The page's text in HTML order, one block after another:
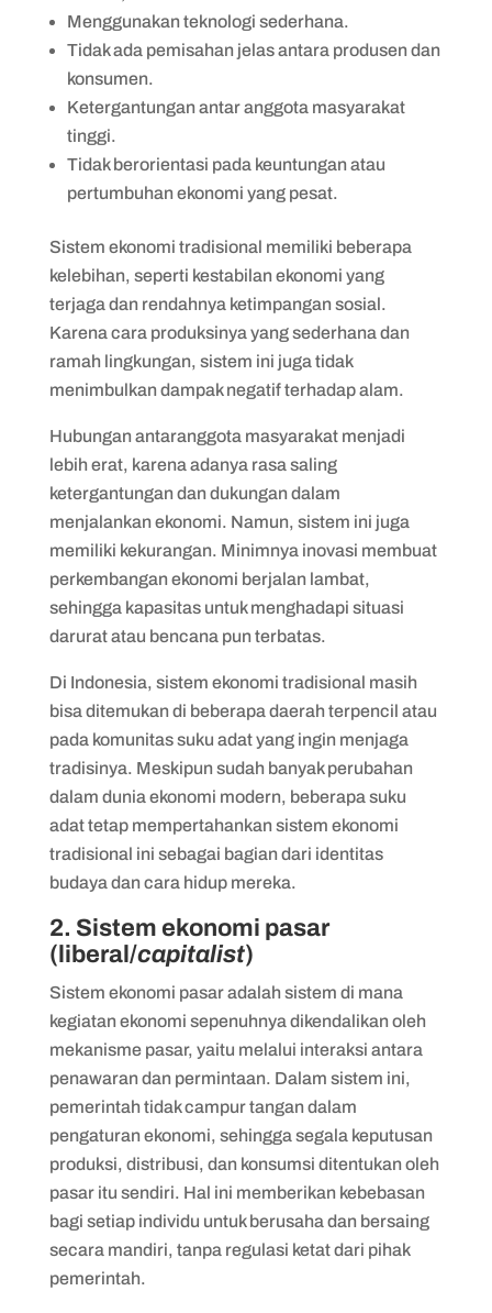
Menggunakan teknologi sederhana.
Tidak ada pemisahan jelas antara produsen dan
konsumen.
Ketergantungan antar anggota masyarakat
tinggi.
Tidak berorientasi pada keuntungan atau
pertumbuhan ekonomi yang pesat.
Sistem ekonomi tradisional memiliki beberapa
kelebihan, seperti kestabilan ekonomi yang
terjaga dan rendahnya ketimpangan sosial.
Karena cara produksinya yang sederhana dan
ramah lingkungan, sistem ini juga tidak
menimbulkan dampak negatif terhadap alam.
Hubungan antaranggota masyarakat menjadi
lebih erat, karena adanya rasa saling
ketergantungan dan dukungan dalam
menjalankan ekonomi. Namun, sistem ini juga
memiliki kekurangan. Minimnya inovasi membuat
perkembangan ekonomi berjalan lambat,
sehingga kapasitas untuk menghadapi situasi
darurat atau bencana pun terbatas.
Di Indonesia, sistem ekonomi tradisional masih
bisa ditemukan di beberapa daerah terpencil atau
pada komunitas suku adat yang ingin menjaga
tradisinya. Meskipun sudah banyak perubahan
dalam dunia ekonomi modern, beberapa suku
adat tetap mempertahankan sistem ekonomi
tradisional ini sebagai bagian dari identitas
budaya dan cara hidup mereka.
2. Sistem ekonomi pasar
(liberal/capitalist)
Sistem ekonomi pasar adalah sistem di mana
kegiatan ekonomi sepenuhnya dikendalikan oleh
mekanisme pasar, yaitu melalui interaksi antara
penawaran dan permintaan. Dalam sistem ini,
pemerintah tidak campur tangan dalam
pengaturan ekonomi, sehingga segala keputusan
produksi, distribusi, dan konsumsi ditentukan oleh
pasar itu sendiri. Hal ini memberikan kebebasan
bagi setiap individu untuk berusaha dan bersaing
secara mandiri, tanpa regulasi ketat dari pihak
pemerintah.